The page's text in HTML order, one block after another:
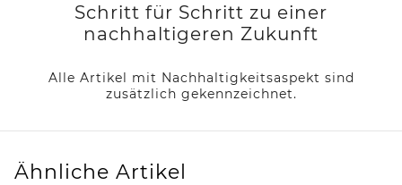
Schritt für Schritt zu einer
nachhaltigeren Zukunft
Alle Artikel mit Nachhaltigkeitsaspekt sind
zusätzlich gekennzeichnet.
Ähnliche Artikel